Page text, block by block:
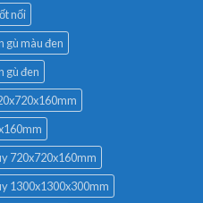
nối
gù màu đen
gù đen
720x720x160mm
1300x1300x300mm